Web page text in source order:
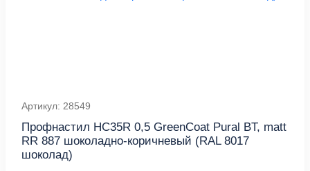
Артикул: 28549
Профнастил HC35R 0,5 GreenCoat Pural BT, matt
RR 887 шоколадно-коричневый (RAL 8017
шоколад)